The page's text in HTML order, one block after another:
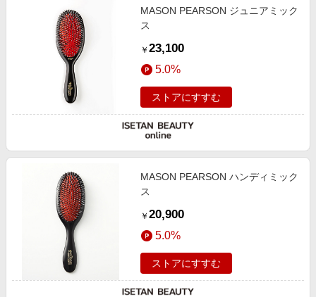
MASON PEARSON ジュニアミック
ス
￥ 23,100
5.0%
ストアにすすむ
MASON PEARSON ハンディミック
ス
￥ 20,900
5.0%
ストアにすすむ